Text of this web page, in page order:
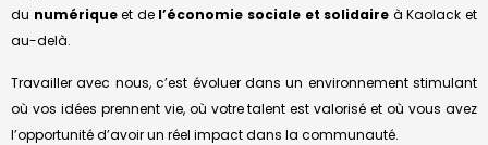
du numériqueet de l’économie sociale et solidaire à Kaolack et
au-delà.
Travailler avec nous, c’est évoluer dans un environnement stimulant
où vos idées prennent vie, où votre talent est valorisé et où vous avez
l’opportunité d’avoir un réel impact dans la communauté.